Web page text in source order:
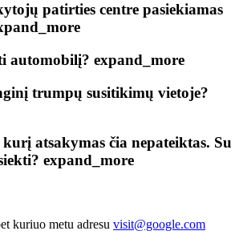
patirties centre pasiekiamas
automobilį? expand_more
trumpų susitikimų vietoje?
atsakymas čia nepateiktas. Su
expand_more
kuriuo metu adresu visit@google.com